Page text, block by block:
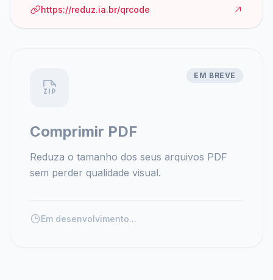
https://reduz.ia.br/qrcode
EM BREVE
Comprimir PDF
Reduza o tamanho dos seus arquivos PDF
sem perder qualidade visual.
Em desenvolvimento...